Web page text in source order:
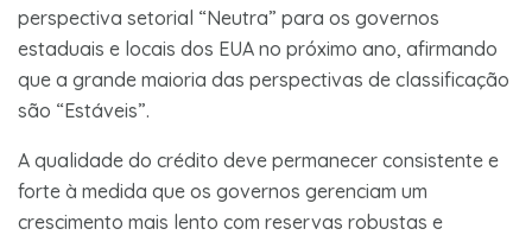
perspectiva setorial “Neutra” para os governos
estaduais e locais dos EUA no próximo ano, afirmando
que a grande maioria das perspectivas de classificação
são “Estáveis”.
A qualidade do crédito deve permanecer consistente e
forte à medida que os governos gerenciam um
crescimento mais lento com reservas robustas e